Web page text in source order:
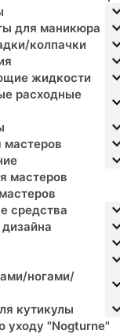
для маникюра
колпачки
жидкости
расходные
мастеров
средства
ногами/
кутикулы
уходу "Nogturne"